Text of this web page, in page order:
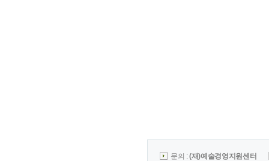
문의 :(재)예술경영지원센터